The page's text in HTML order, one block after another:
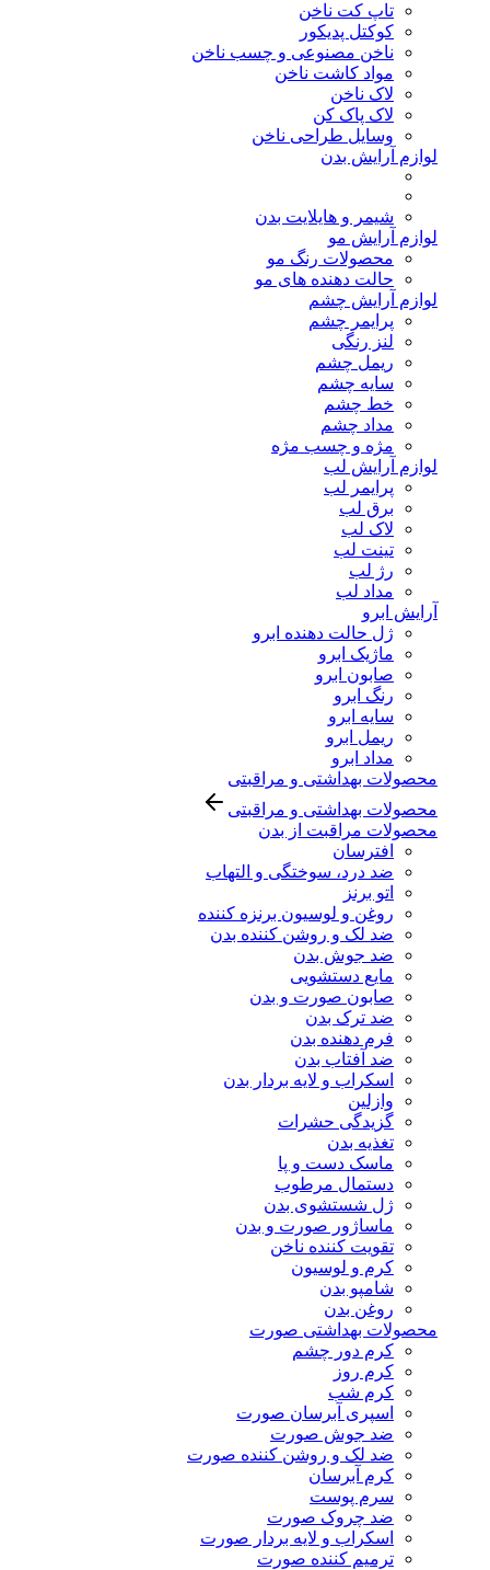
تاپ کت ناخن
کوکتل پدیکور
ناخن مصنوعی و چسب ناخن
مواد کاشت ناخن
لاک ناخن
لاک پاک کن
وسایل طراحی ناخن
لوازم آرایش بدن
شیمر و هایلایت بدن
لوازم آرایش مو
محصولات رنگ مو
حالت دهنده های مو
لوازم آرایش چشم
پرایمر چشم
لنز رنگی
ریمل چشم
سایه چشم
خط چشم
مداد چشم
مژه و چسب مژه
لوازم آرایش لب
پرایمر لب
برق لب
لاک لب
تینت لب
رژ لب
مداد لب
آرایش ابرو
ژل حالت دهنده ابرو
ماژیک ابرو
صابون ابرو
رنگ ابرو
سایه ابرو
ریمل ابرو
مداد ابرو
محصولات بهداشتی و مراقبتی
محصولات بهداشتی و مراقبتی
محصولات مراقبت از بدن
افترسان
ضد درد، سوختگی و التهاب
اتو برنز
روغن و لوسیون برنزه کننده
ضد لک و روشن کننده بدن
ضد جوش بدن
مایع دستشویی
صابون صورت و بدن
ضد ترک بدن
فرم دهنده بدن
ضد آفتاب بدن
اسکراب و لایه بردار بدن
وازلین
گزیدگی حشرات
تغذیه بدن
ماسک دست و پا
دستمال مرطوب
ژل شستشوی بدن
ماساژور صورت و بدن
تقویت کننده ناخن
کرم و لوسیون
شامپو بدن
روغن بدن
محصولات بهداشتی صورت
کرم دور چشم
کرم روز
کرم شب
اسپری آبرسان صورت
ضد جوش صورت
ضد لک و روشن کننده صورت
کرم آبرسان
سرم پوست
ضد چروک صورت
اسکراب و لایه بردار صورت
ترمیم کننده صورت